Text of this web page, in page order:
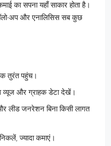
का सपना यहाँ साकार होता है।
अप और एनालिसिस सब कुछ
तुरंत पहुंच।
व्यूज और ग्राहक डेटा देखें।
लीड जनरेशन बिना किसी लागत
ज्यादा कमाएं।